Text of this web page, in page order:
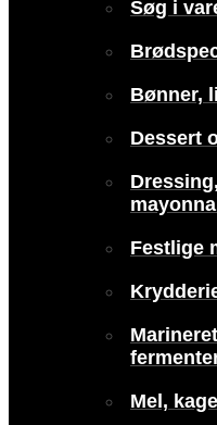
Søg i
Bønner,
Dessert
Festlige
Mel,